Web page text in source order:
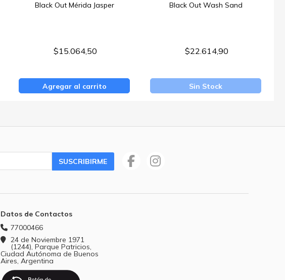
Black Out Mérida Jasper
$15.064,50
Agregar al carrito
Black Out Wash Sand
$22.614,90
Sin Stock
SUSCRIBIRME
Datos de Contactos
77000466
24 de Noviembre 1971
(1244), Parque Patricios,
Ciudad Autónoma de Buenos
Aires, Argentina